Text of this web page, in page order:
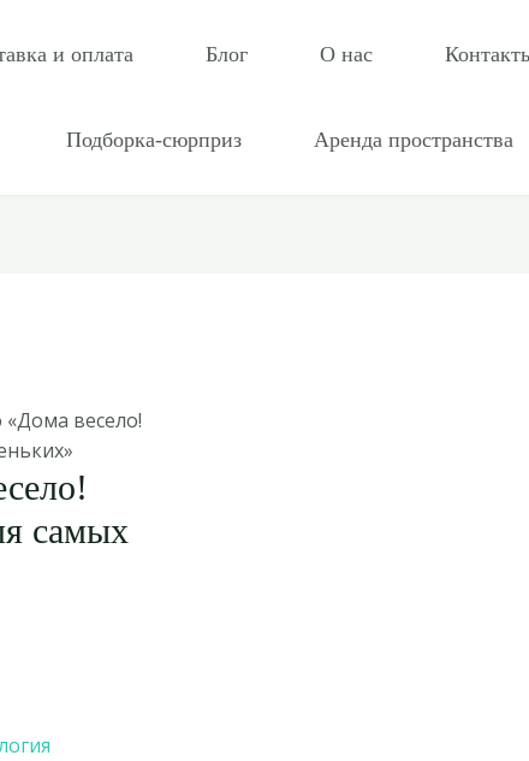
и оплата Блог О нас
Подборка-сюрприз Аренда пространства
весело!
самых